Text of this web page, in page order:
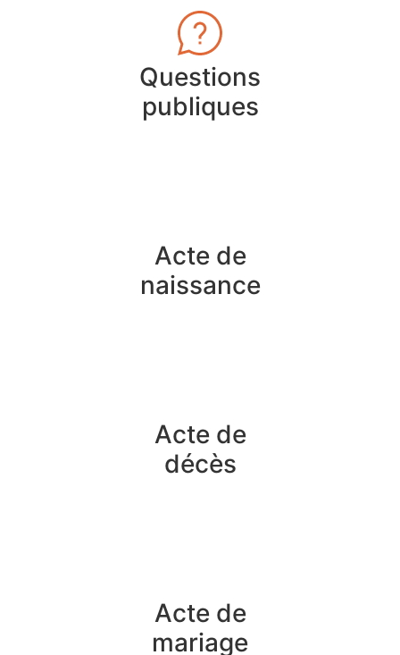
Questions
publiques
Acte de
naissance
Acte de
décès
Acte de
mariage